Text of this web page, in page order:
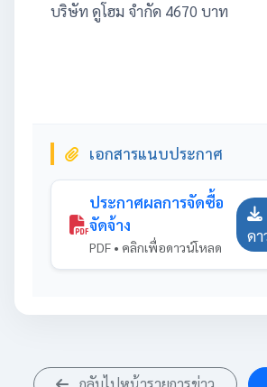
บริษัท ดูโฮม จำกัด 4670 บาท
เอกสารแนบประกาศ
ประกาศผลการจัดซื้อ
จัดจ้าง
PDF • คลิกเพื่อดาวน์โหลด
ด